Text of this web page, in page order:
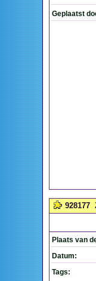
Geplaatst
928177
Plaats van
Datum:
Tags: